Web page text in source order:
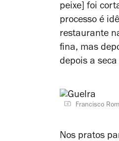
peixe] foi
processo é
restaurante
fina, mas
depois a
Francisco
Nos pratos